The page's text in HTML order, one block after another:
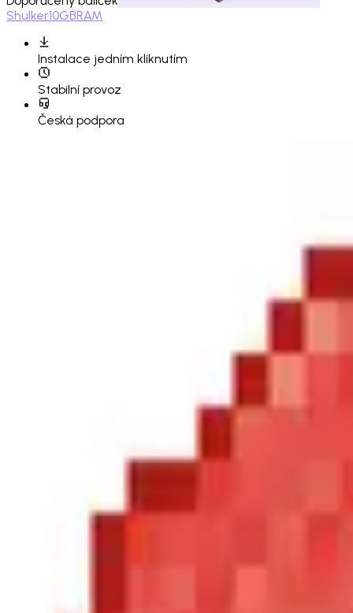
Shulker10GBRAM
Instalace jedním kliknutím
Stabilní provoz
Česká podpora